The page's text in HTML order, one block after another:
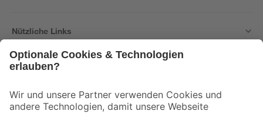
Nützliche Links
Der toom Newsletter: Keine Angebote und Aktionen mehr verpassen!